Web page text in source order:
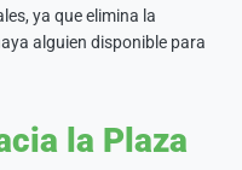
ya que elimina la
alguien disponible para
la Plaza